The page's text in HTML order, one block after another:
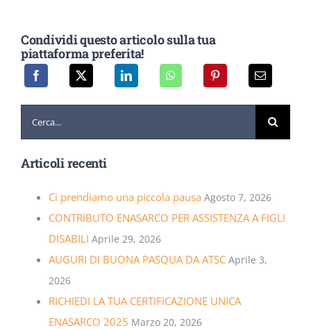
Condividi questo articolo sulla tua
piattaforma preferita!
per:
Articoli recenti
Ci prendiamo una piccola pausa Agosto 7, 2026
CONTRIBUTO ENASARCO PER ASSISTENZA A FIGLI
DISABILI Aprile 29, 2026
AUGURI DI BUONA PASQUA DA ATSC Aprile 3,
2026
RICHIEDI LA TUA CERTIFICAZIONE UNICA
ENASARCO 2025 Marzo 20, 2026